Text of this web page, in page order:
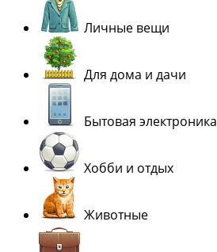
Личные вещи
Для дома и дачи
Бытовая электроника
Хобби и отдых
Животные